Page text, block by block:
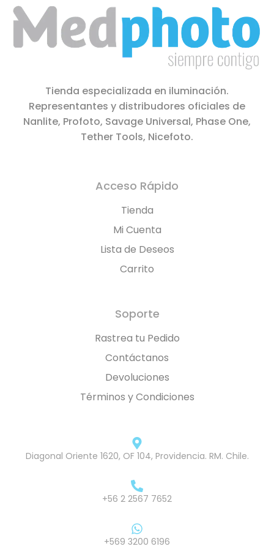
Tienda especializada en iluminación.
Representantes y distribudores oficiales de
Nanlite, Profoto, Savage Universal, Phase One,
Tether Tools, Nicefoto.
Acceso Rápido
Tienda
Mi Cuenta
Lista de Deseos
Carrito
Soporte
Rastrea tu Pedido
Contáctanos
Devoluciones
Términos y Condiciones
Diagonal Oriente 1620, OF 104, Providencia. RM. Chile.
+56 2 2567 7652
+569 3200 6196